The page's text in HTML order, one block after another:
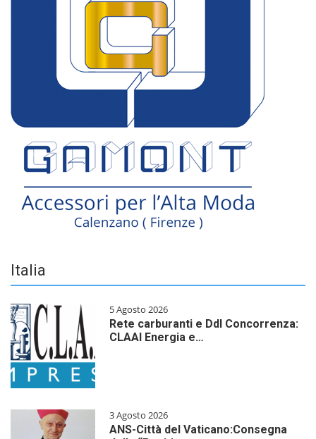
Italia
5 Agosto 2026
Rete carburanti e Ddl Concorrenza:
CLAAI Energia e…
3 Agosto 2026
ANS-Città del Vaticano:Consegna